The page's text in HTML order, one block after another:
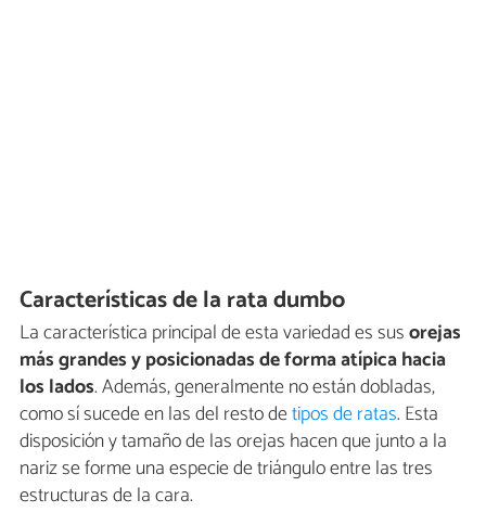
Características de la rata dumbo
La característica principal de esta variedad es susorejas
más grandes y posicionadas de forma atípica hacia
los lados. Además, generalmente no están dobladas,
como sí sucede en las del resto detipos de ratas. Esta
disposición y tamaño de las orejas hacen que junto a la
nariz se forme una especie de triángulo entre las tres
estructuras de la cara.